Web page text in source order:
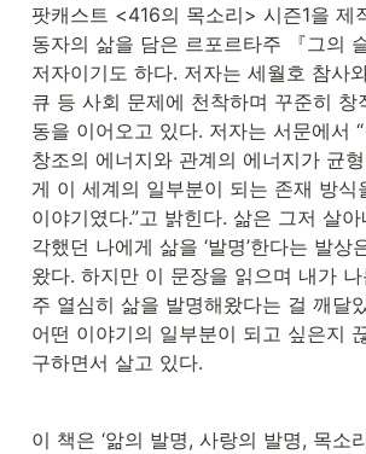
팟캐스트 <416의 목소리> 시즌1을 제
동자의 삶을 담은 르포르타주 『그의
저자이기도 하다. 저자는 세월호 참사
큐 등 사회 문제에 천착하며 꾸준히 창
동을 이어오고 있다. 저자는 서문에서
창조의 에너지와 관계의 에너지가 균
게 이 세계의 일부분이 되는 존재 방식
이야기였다.”고 밝힌다. 삶은 그저 살
각했던 나에게 삶을 ‘발명’한다는 발상
왔다. 하지만 이 문장을 읽으며 내가
주 열심히 삶을 발명해왔다는 걸 깨달
어떤 이야기의 일부분이 되고 싶은지
구하면서 살고 있다.
이 책은 ‘앎의 발명, 사랑의 발명, 목소